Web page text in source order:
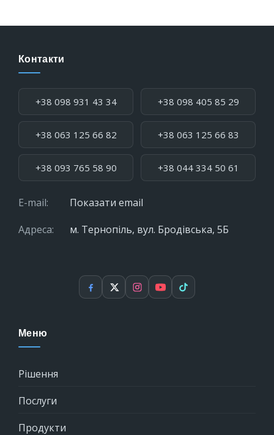
Контакти
Телефон:
+38 098 931 43 34 +38 098 405 85 29
+38 063 125 66 82 +38 063 125 66 83
+38 093 765 58 90 +38 044 334 50 61
E-mail:
Показати email
Адреса:
м. Тернопіль, вул. Бродівська, 5Б
Facebook
X Instagram
YouTubeTikTok
Меню
Рішення
Послуги
Продукти